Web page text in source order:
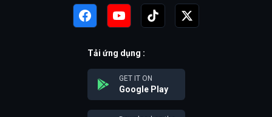
Tải ứng dụng :
GET IT ON
Google Play